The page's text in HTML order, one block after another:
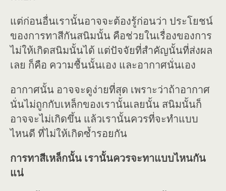
แต่ก่อนอื่นเรานั้นอาจจะต้องรู้ก่อนว่า ประโยชน์
ของการทาสีกันสนิมนั้น คือช่วยในเรื่องของการ
ไม่ให้เกิดสนิมนั้นได้ แต่ปัจจัยที่สำคัญนั้นที่ส่งผล
เลย ก็คือ ความชื้นนั้นเอง และอากาศนั่นเอง
อากาศนั้น อาจจะดูง่ายที่สุด เพราะว่าถ้าอากาศ
นั่นไม่ถูกกับเหล็กของเรานั้นเลยนั้น สนิมนั้นก็
อาจจะไม่เกิดขึ้น แล้วเรานั้นควรที่จะทำแบบ
ไหนดี ที่ไม่ให้เกิดซ้ำรอยกัน
การทาสีเหล็กนั้น เรานั้นควรจะทาแบบไหนกัน
แน่